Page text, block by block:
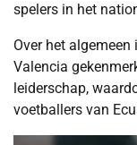
spelers in het
Over het
Valencia
leiderschap,
voetballers van